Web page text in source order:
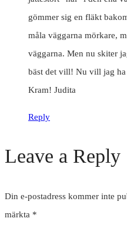
gömmer sig en fläkt
måla väggarna mörkare,
väggarna. Men nu skiter
bäst det vill! Nu vill jag
Kram! Judita
Reply
Leave a Reply
Din e-postadress kommer inte
märkta *